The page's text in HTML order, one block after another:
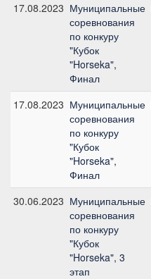
17.08.2023 Муниципальные
соревнования
по конкуру
"Кубок
"Horseka",
Финал
17.08.2023 Муниципальные
соревнования
по конкуру
"Кубок
"Horseka",
Финал
30.06.2023 Муниципальные
соревнования
по конкуру
"Кубок
"Horseka", 3
этап